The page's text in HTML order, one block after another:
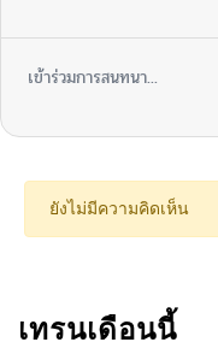
ตอนที่ 308
ตอนที่ 306
เข้าร่วมการสนทนา...
ยังไม่มีความคิดเห็น
เทรนเดือนนี้